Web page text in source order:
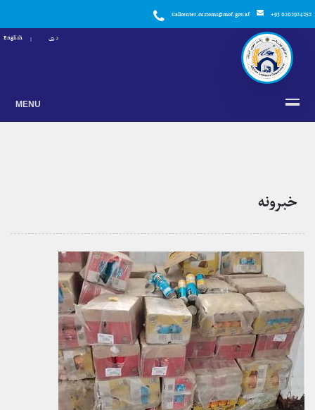
Callcenter.customs@mof.gov.af +93 0202924858
دری English
MENU
خبرونه